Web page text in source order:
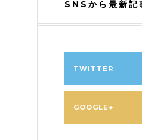
SNSから最新記
TWITTER
GOOGLE+